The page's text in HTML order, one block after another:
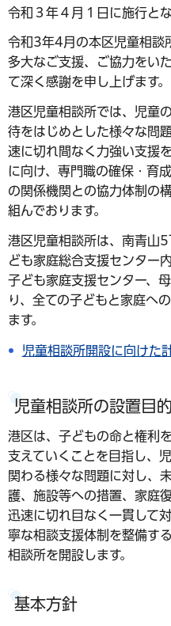
令和３年４月１日に施行とな
令和3年4月の本区児童相談
多大なご支援、ご協力をい
て深く感謝を申し上げます。
港区児童相談所では、児童
待をはじめとした様々な問
速に切れ間なく力強い支援
に向け、専門職の確保・育
の関係機関との協力体制の
組んでおります。
港区児童相談所は、南青山
ども家庭総合支援センター
子ども家庭支援センター、
り、全ての子どもと家庭へ
ます。
児童相談所開設に向けた
児童相談所の設置目的
港区は、子どもの命と権利
支えていくことを目指し、
関わる様々な問題に対し、
護、施設等への措置、家庭
迅速に切れ目なく一貫して
寧な相談支援体制を整備す
相談所を開設します。
基本方針